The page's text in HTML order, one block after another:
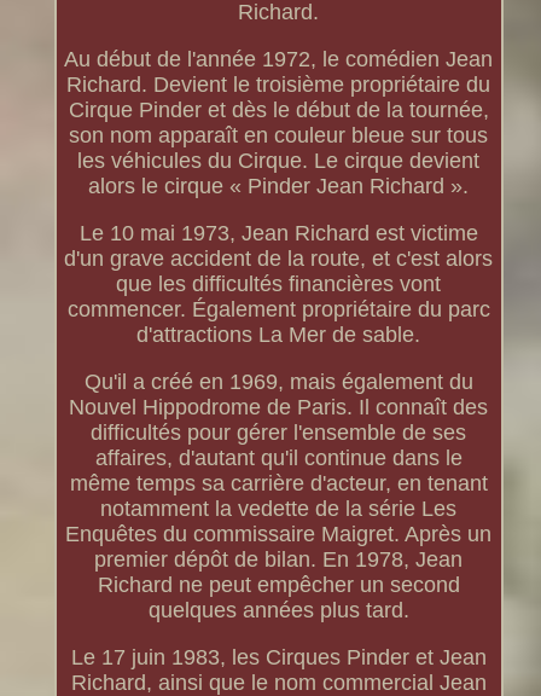
Richard.
Au début de l'année 1972, le comédien Jean
Richard. Devient le troisième propriétaire du
Cirque Pinder et dès le début de la tournée,
son nom apparaît en couleur bleue sur tous
les véhicules du Cirque. Le cirque devient
alors le cirque « Pinder Jean Richard ».
Le 10 mai 1973, Jean Richard est victime
d'un grave accident de la route, et c'est alors
que les difficultés financières vont
commencer. Également propriétaire du parc
d'attractions La Mer de sable.
Qu'il a créé en 1969, mais également du
Nouvel Hippodrome de Paris. Il connaît des
difficultés pour gérer l'ensemble de ses
affaires, d'autant qu'il continue dans le
même temps sa carrière d'acteur, en tenant
notamment la vedette de la série Les
Enquêtes du commissaire Maigret. Après un
premier dépôt de bilan. En 1978, Jean
Richard ne peut empêcher un second
quelques années plus tard.
Le 17 juin 1983, les Cirques Pinder et Jean
Richard, ainsi que le nom commercial Jean